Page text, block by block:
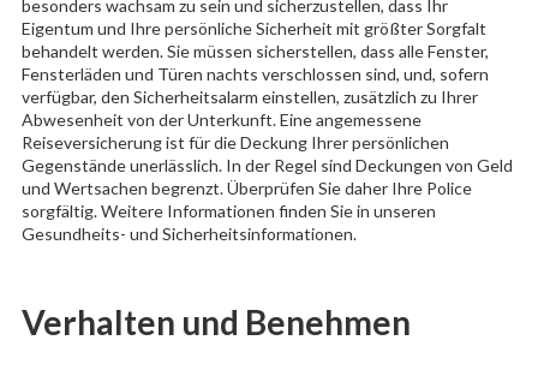
besonders wachsam zu sein und sicherzustellen, dass Ihr
Eigentum und Ihre persönliche Sicherheit mit größter Sorgfalt
behandelt werden. Sie müssen sicherstellen, dass alle Fenster,
Fensterläden und Türen nachts verschlossen sind, und, sofern
verfügbar, den Sicherheitsalarm einstellen, zusätzlich zu Ihrer
Abwesenheit von der Unterkunft. Eine angemessene
Reiseversicherung ist für die Deckung Ihrer persönlichen
Gegenstände unerlässlich. In der Regel sind Deckungen von Geld
und Wertsachen begrenzt. Überprüfen Sie daher Ihre Police
sorgfältig. Weitere Informationen finden Sie in unseren
Gesundheits- und Sicherheitsinformationen.
Verhalten und Benehmen